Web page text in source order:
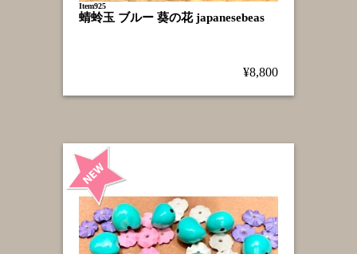
Item925
蜻蛉玉 ブルー 葵の花 japanesebeas
¥8,800